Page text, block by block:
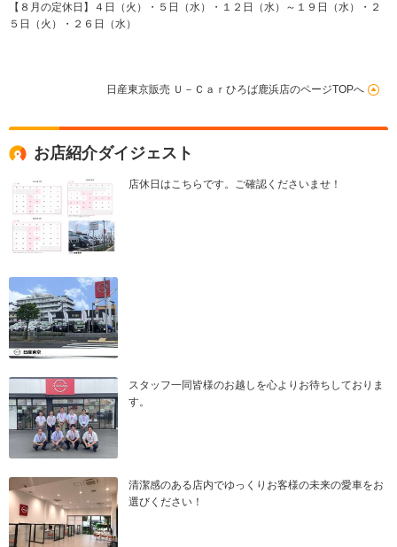
【８月の定休日】４日（火）・５日（水）・１２日（水）～１９日（水）・２
５日（火）・２６日（水）
日産東京販売 Ｕ－Ｃａｒひろば鹿浜店のページTOPへ
お店紹介ダイジェスト
店休日はこちらです。ご確認くださいませ！
スタッフ一同皆様のお越しを心よりお待ちしておりま
す。
清潔感のある店内でゆっくりお客様の未来の愛車をお
選びください！